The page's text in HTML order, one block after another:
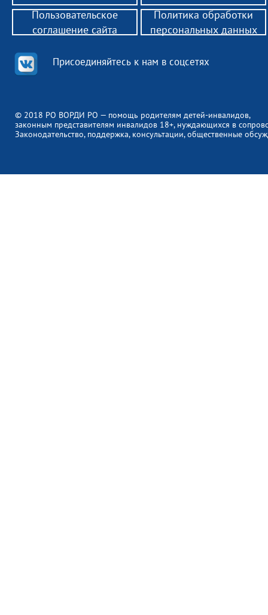
© 2018 РО ВОРДИ РО — помощь родителям детей-инвалидов,
законным представителям инвалидов 18+, нуждающихся в
Законодательство, поддержка, консультации, общественные
Присоединяйтесь к нам в соцсетях
Пользовательское
соглашение сайта
Политика обработки
персональных данных